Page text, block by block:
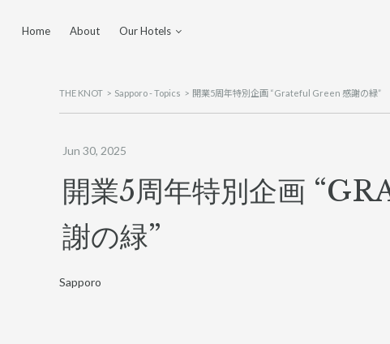
Home About
Our Hotels
Utsunomiya
Fukuoka Tenjin
THE KNOT Sapporo - Topics 開業5周年特別企画 “Grateful Green 感謝の緑”
開業5周年特別企画
謝の緑”
Jun 30, 2025
Sapporo